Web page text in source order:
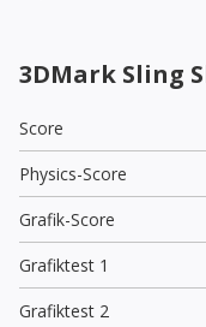
3DMark Sling
Score
Physics-Score
Grafik-Score
Grafiktest 1
Grafiktest 2